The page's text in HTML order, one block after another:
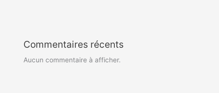
Commentaires récents
Aucun commentaire à afficher.